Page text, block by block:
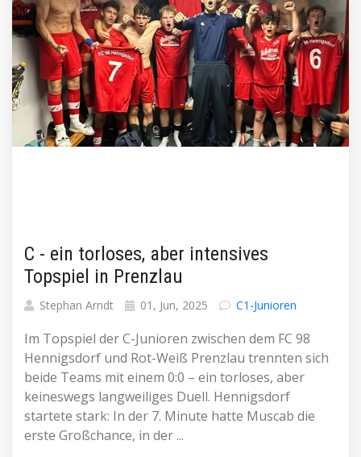
C - ein torloses, aber intensives
Topspiel in Prenzlau
Stephan Arndt 01, Jun, 2025 C1-Junioren
Im Topspiel der C-Junioren zwischen dem FC 98
Hennigsdorf und Rot-Weiß Prenzlau trennten sich
beide Teams mit einem 0:0 – ein torloses, aber
keineswegs langweiliges Duell. Hennigsdorf
startete stark: In der 7. Minute hatte Muscab die
erste Großchance, in der ...